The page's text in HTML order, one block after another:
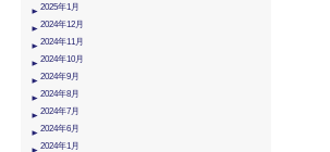
2025年1月
2024年12月
2024年11月
2024年10月
2024年9月
2024年8月
2024年7月
2024年6月
2024年1月